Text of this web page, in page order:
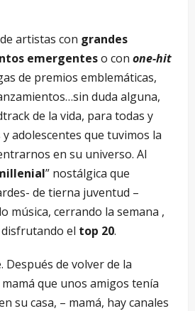
artistas con grandes
emergenteso con one-hit
de premios emblemáticas,
duda alguna,
de la vida, para todas y
adolescentes que tuvimos la
en su universo. Al
” nostálgica que
de tierna juventud –
música, cerrando la semana ,
el top 20.
Después de volver de la
que unos amigos tenía
su casa, – mamá, hay canales